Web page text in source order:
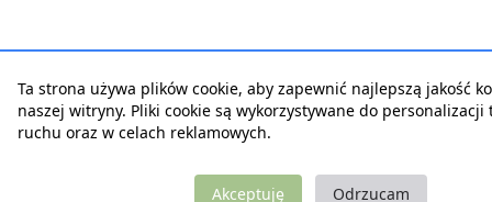
Ta strona używa plików cookie, aby zapewnić najlepszą jakość
naszej witryny. Pliki cookie są wykorzystywane do personalizacji
ruchu oraz w celach reklamowych.
Akceptuję Odrzucam